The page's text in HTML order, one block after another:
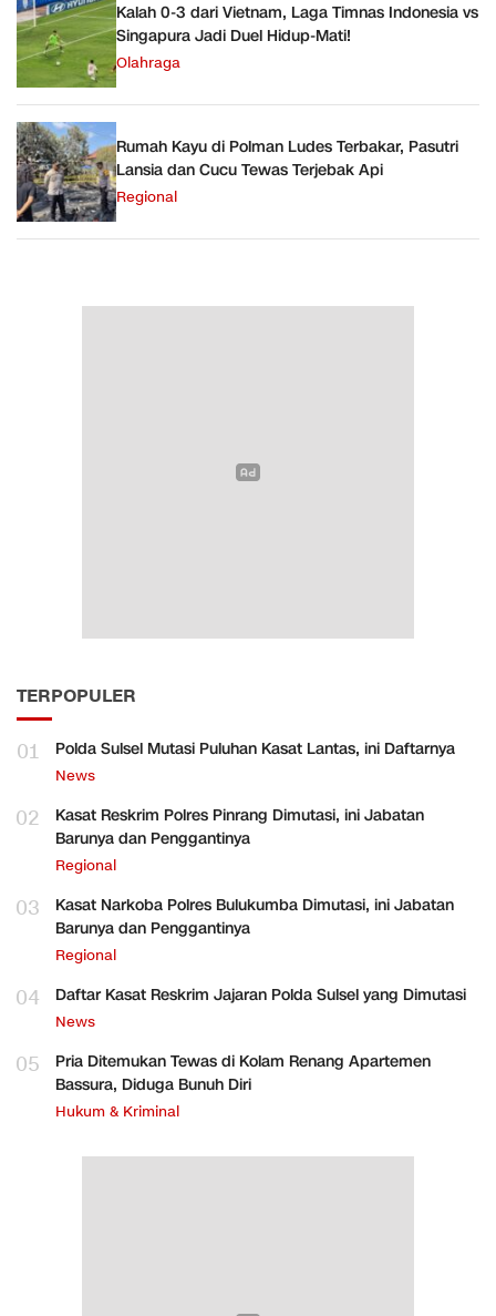
Kalah 0-3 dari Vietnam, Laga Timnas Indonesia vs
Singapura Jadi Duel Hidup-Mati!
Olahraga
Rumah Kayu di Polman Ludes Terbakar, Pasutri
Lansia dan Cucu Tewas Terjebak Api
Regional
TERPOPULER
01 Polda Sulsel Mutasi Puluhan Kasat Lantas, ini Daftarnya
News
02
Kasat Reskrim Polres Pinrang Dimutasi, ini Jabatan
Barunya dan Penggantinya
Regional
03
Kasat Narkoba Polres Bulukumba Dimutasi, ini Jabatan
Barunya dan Penggantinya
Regional
04 Daftar Kasat Reskrim Jajaran Polda Sulsel yang Dimutasi
News
05
Pria Ditemukan Tewas di Kolam Renang Apartemen
Bassura, Diduga Bunuh Diri
Hukum & Kriminal